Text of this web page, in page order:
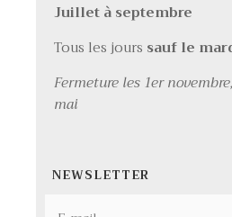
Juillet à septembre
Tous les jours sauf le
Fermeture les 1er
mai
NEWSLETTER